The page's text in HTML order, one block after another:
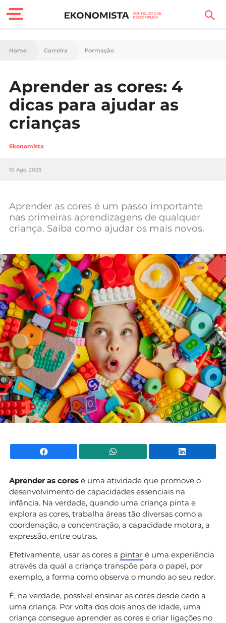
Finanças Pessoais
Carreira
Casa
Lifestyle
Sociedade
Negócios
Mundial 2026
Home Carreira Formação
Aprender as cores: 4
dicas para ajudar as
crianças
Ekonomista
10 Ago, 2023
Aprender as cores é um passo importante
nas primeiras aprendizagens de qualquer
criança. Saiba como ajudar os mais novos.
Facebook WhatsApp
Aprender as cores é uma atividade que promove o
desenvolvimento de capacidades essenciais na
infância. Na verdade, quando uma criança pinta e
explora as cores, trabalha áreas tão diversas como a
coordenação, a concentração, a capacidade motora, a
expressão, entre outras.
Efetivamente, usar as cores a pintar é uma experiência
através da qual a criança transpõe para o papel, por
exemplo, a forma como observa o mundo ao seu redor.
É, na verdade, possível ensinar as cores desde cedo a
uma criança. Por volta dos dois anos de idade, uma
criança consegue aprender as cores e criar ligações no